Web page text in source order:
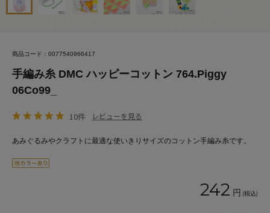
商品コード：0077540966417
手編み糸 DMC ハッピーコットン 764.Piggy
06Co99_
10件 レビューを見る
あみぐるみやクラフトに最適な使いきりサイズのコットン手編み糸です。
242 円 (税込)